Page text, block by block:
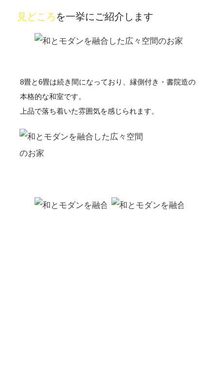
見どころを一挙にご紹介します
8畳と6畳は続き間になっており、縁側付き・書院造の
本格的な和室です。
上品で落ち着いた雰囲気を感じられます。